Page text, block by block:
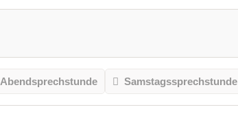
Abendsprechstunde Samstagssprechstunde